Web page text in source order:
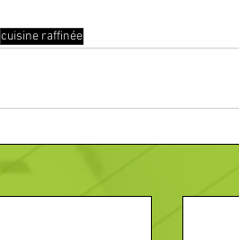
cuisine raffinée